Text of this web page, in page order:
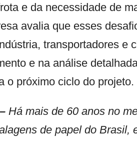
e da necessidade de
avalia que esses
transportadores e
e na análise
o próximo ciclo do projeto.
– Há mais de 60 anos no
de papel do Brasil,